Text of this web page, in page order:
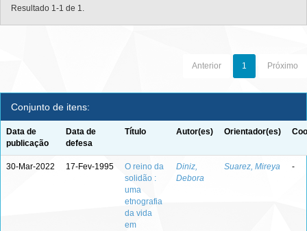
Resultado 1-1 de 1.
Anterior 1 Próximo
Conjunto de itens:
Data de
publicação
Data de
defesa
Título Autor(es) Orientador(es)
30-Mar-2022 17-Fev-1995
O reino da
solidão :
uma
etnografia
da vida
em
Diniz,
Debora
Suarez, Mireya -